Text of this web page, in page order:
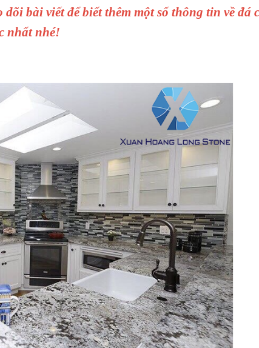
bài viết để biết thêm một số thông tin về đá
nhất nhé!